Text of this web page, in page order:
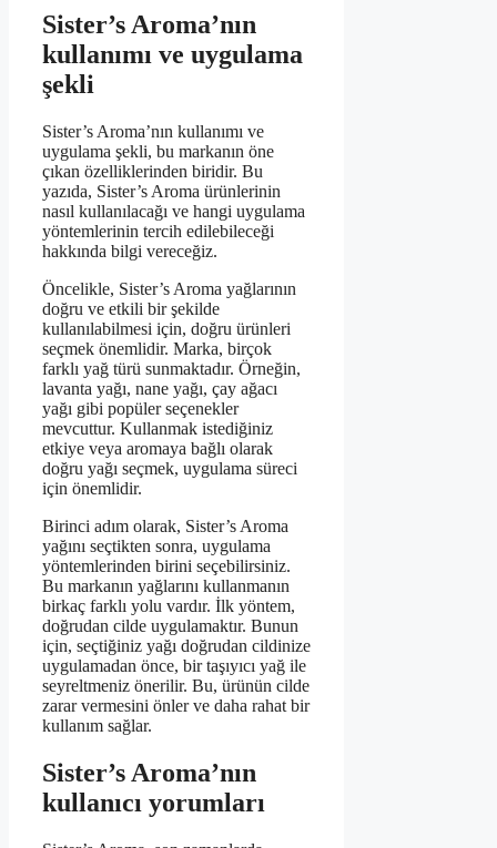
Sister’s Aroma’nın
kullanımı ve uygulama
şekli
Sister’s Aroma’nın kullanımı ve
uygulama şekli, bu markanın öne
çıkan özelliklerinden biridir. Bu
yazıda, Sister’s Aroma ürünlerinin
nasıl kullanılacağı ve hangi uygulama
yöntemlerinin tercih edilebileceği
hakkında bilgi vereceğiz.
Öncelikle, Sister’s Aroma yağlarının
doğru ve etkili bir şekilde
kullanılabilmesi için, doğru ürünleri
seçmek önemlidir. Marka, birçok
farklı yağ türü sunmaktadır. Örneğin,
lavanta yağı, nane yağı, çay ağacı
yağı gibi popüler seçenekler
mevcuttur. Kullanmak istediğiniz
etkiye veya aromaya bağlı olarak
doğru yağı seçmek, uygulama süreci
için önemlidir.
Birinci adım olarak, Sister’s Aroma
yağını seçtikten sonra, uygulama
yöntemlerinden birini seçebilirsiniz.
Bu markanın yağlarını kullanmanın
birkaç farklı yolu vardır. İlk yöntem,
doğrudan cilde uygulamaktır. Bunun
için, seçtiğiniz yağı doğrudan cildinize
uygulamadan önce, bir taşıyıcı yağ ile
seyreltmeniz önerilir. Bu, ürünün cilde
zarar vermesini önler ve daha rahat bir
kullanım sağlar.
Sister’s Aroma’nın
kullanıcı yorumları